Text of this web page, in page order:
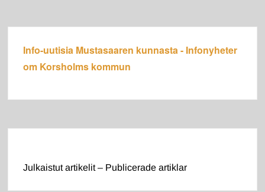
Info-uutisia Mustasaaren kunnasta - Infonyheter
om Korsholms kommun
Julkaistut artikelit – Publicerade artiklar